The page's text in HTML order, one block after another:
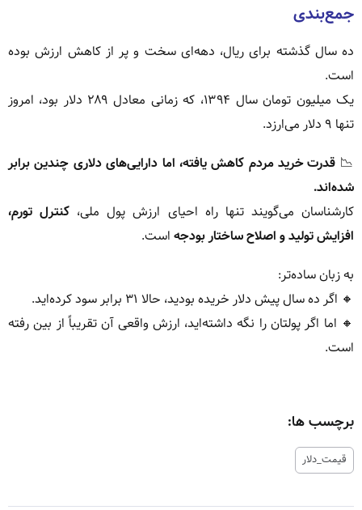
جمع‌بندی
ده سال گذشته برای ریال، دهه‌ای سخت و پر از کاهش ارزش بوده
است.
یک میلیون تومان سال ۱۳۹۴، که زمانی معادل ۲۸۹ دلار بود، امروز
تنها ۹ دلار می‌ارزد.
📉 قدرت خرید مردم کاهش یافته، اما دارایی‌های دلاری چندین برابر
شده‌اند.
کارشناسان می‌گویند تنها راه احیای ارزش پول ملی، کنترل تورم،
افزایش تولید و اصلاح ساختار بودجه است.
به زبان ساده‌تر:
🔸 اگر ده سال پیش دلار خریده بودید، حالا ۳۱ برابر سود کرده‌اید.
🔸 اما اگر پولتان را نگه داشته‌اید، ارزش واقعی آن تقریباً از بین رفته
است.
برچسب ها:
قیمت_دلار